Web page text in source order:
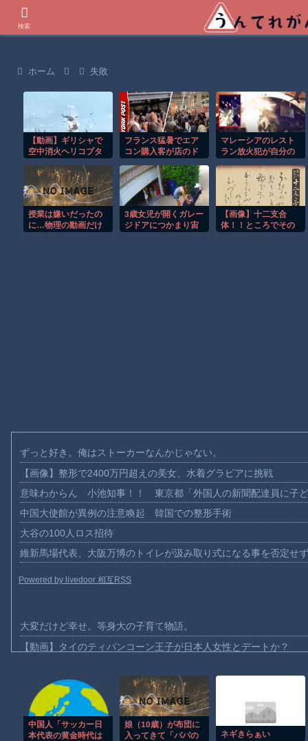
ホーム 失敗
【動画】ギリシャで
空中消火ヘリコプタ
う事故。
フランス猛暑でエア
コン購入客が店のド
マレーシアのレスト
ラン放火犯が自分の
る瞬間！！
授業は嫌いだったの
に…物理の動画だけ
3歳女児が開くガレー
ジドアにつかまり宙
【画像】十二支合
体！！ところでその
ずっと好き。俺はストーカーなんかじゃない。
【画像】整形で2400万円超えの美女、水着グラビアに挑戦
意味わからん 小池知事！！ 東京都「外国人の新聞配達員に子
中国大使館が異例の注意喚起 韓国での整形手術
大谷の100人ロス招待
維新馬場代表、大阪万博のトイレが汲み取り式になる事を否定せ
Powered by livedoor 相互RSS
大変だけど幸せ。等身大の子育て物語。
【動画】タイのティパンコーン王子が日本人女性とデートか？
AmazonのアツさMax！心も踊る「マンガ毎週末セール（50%還
【動画】これはお見事。中国重慶市で珍しい事故が撮影される。
【画像】十二支合体！！ところでその前足、猫じゃね？
中国人「サッカー日
本代表の黄金時代は
娘（10歳）が布団に
入ってきて「パパの ネギきらぁい
検索